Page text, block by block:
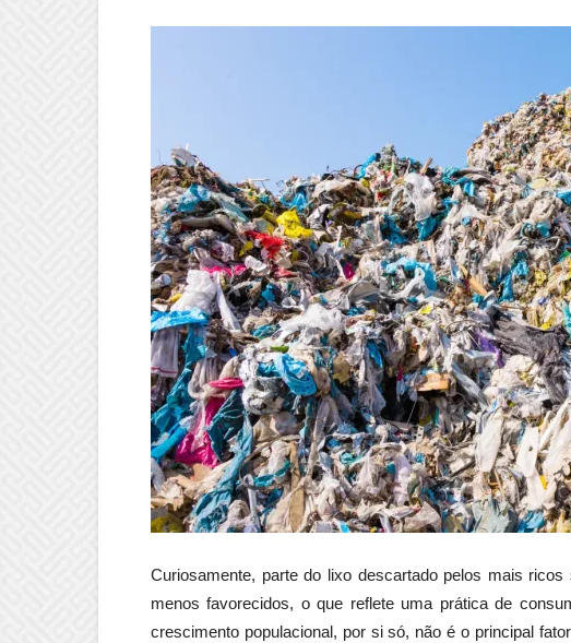
Curiosamente, parte do lixo descartado pelos mais
menos favorecidos, o que reflete uma prática de
crescimento populacional, por si só, não é o principal